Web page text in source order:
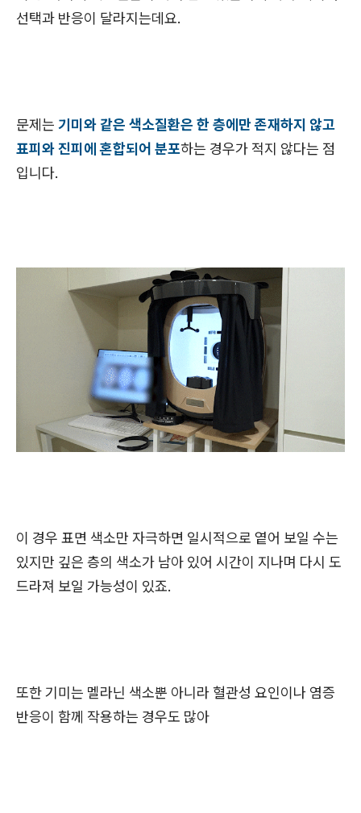
선택과 반응이 달라지는데요.
문제는 기미와 같은 색소질환은 한 층에만 존재하지 않고
표피와 진피에 혼합되어 분포하는 경우가 적지 않다는 점
입니다.
이 경우 표면 색소만 자극하면 일시적으로 옅어 보일 수는
있지만 깊은 층의 색소가 남아 있어 시간이 지나며 다시 도
드라져 보일 가능성이 있죠.
또한 기미는 멜라닌 색소뿐 아니라 혈관성 요인이나 염증
반응이 함께 작용하는 경우도 많아